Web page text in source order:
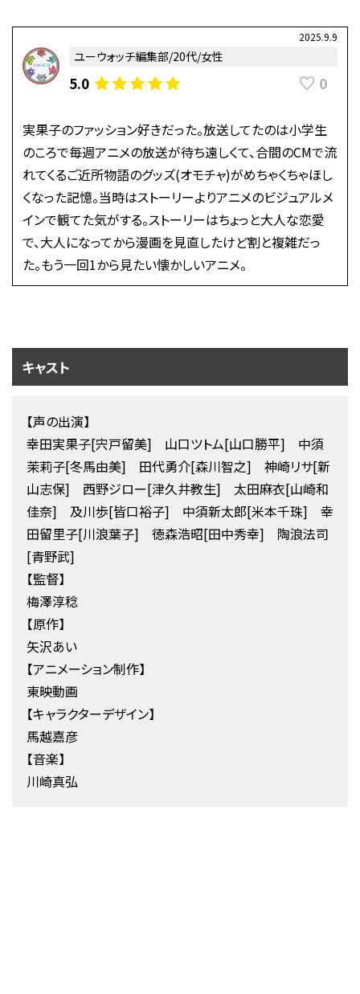
2025.9.9
ユーウォッチ編集部/20代/女性
5.0 0
実果子のファッション好きだった。放送してたのは小学生
のころで毎週アニメの放送が待ち遠しくて、合間のCMで流
れてくるご近所物語のグッズ(オモチャ)がめちゃくちゃほし
くなった記憶。当時はストーリーよりアニメのビジュアルメ
インで観てた気がする。ストーリーはちょっと大人な恋愛
で、大人になってから漫画を見直したけど割と複雑だっ
た。もう一回1から見たい懐かしいアニメ。
キャスト
【声の出演】
幸田実果子[宍戸留美] 山口ツトム[山口勝平] 中須
茉莉子[冬馬由美] 田代勇介[森川智之] 神崎リサ[新
山志保] 西野ジロー[津久井教生] 太田麻衣[山崎和
佳奈] 及川歩[皆口裕子] 中須新太郎[米本千珠] 幸
田留里子[川浪葉子] 徳森浩昭[田中秀幸] 陶浪法司
[青野武]
【監督】
梅澤淳稔
【原作】
矢沢あい
【アニメーション制作】
東映動画
【キャラクターデザイン】
馬越嘉彦
【音楽】
川崎真弘